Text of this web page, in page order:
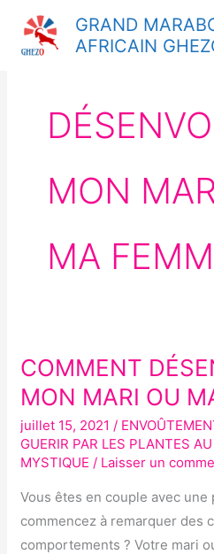
contenu
GRAND
AFRICAIN
MON
MA
COMMENT
MON MARI OU
juillet 15, 2021 /
GUERIR PAR LES PLANTES
MYSTIQUE / Laisser un
Vous êtes en couple avec une
commencez à remarquer des
comportements ? Votre mari
COMMENT
DÉSENVOÛTER
MON
MARI
OU
FEMME
?